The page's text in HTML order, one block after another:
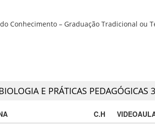
Conhecimento – Graduação Tradicional ou
E PRÁTICAS PEDAGÓGICAS
C.H